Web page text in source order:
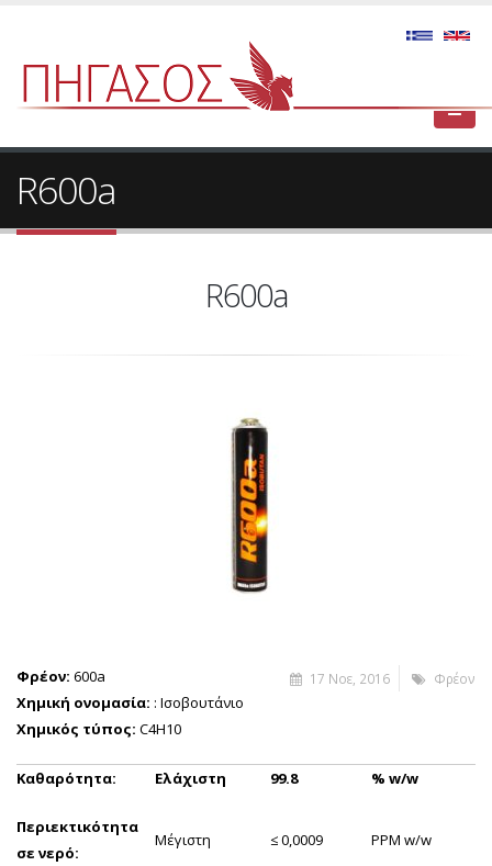
R600a
R600a
17 Νοε, 2016 Φρέον
Φρέον: 600a
Χημική ονομασία: : Ισοβουτάνιο
Χημικός τύπος: C4H10
Καθαρότητα: Ελάχιστη 99.8 % w/w
Περιεκτικότητα
σε νερό:
Μέγιστη ≤ 0,0009 PPM w/w